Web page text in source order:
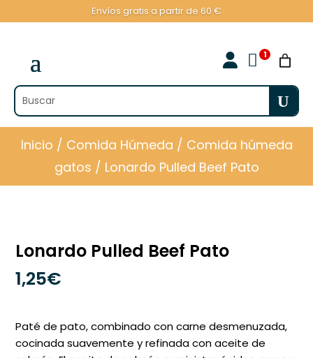
Envíos gratis a partir de 60 €

Inicio / Comida Húmeda / Comida húmeda
gatos / Lonardo Pulled Beef Pato
Lonardo Pulled Beef Pato
1,25€
Paté de pato, combinado con carne desmenuzada,
cocinada suavemente y refinada con aceite de